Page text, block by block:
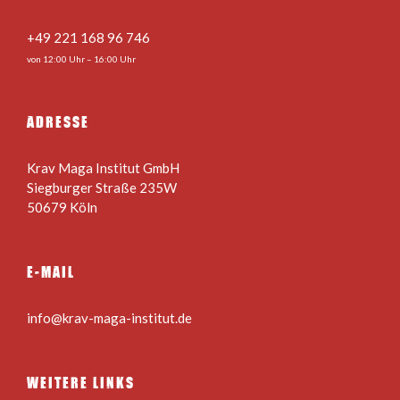
+49 221 168 96 746
von 12:00 Uhr – 16:00 Uhr
ADRESSE
Krav Maga Institut GmbH
Siegburger Straße 235W
50679 Köln
E-MAIL
info@krav-maga-institut.de
WEITERE LINKS